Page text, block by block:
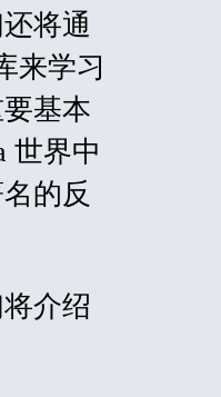
将通
来学习
基本
世界中
的反
介绍